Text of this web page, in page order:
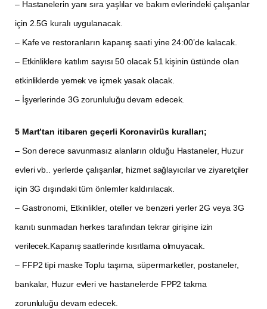
– Hastanelerin yanı sıra yaşlılar ve bakım evlerindeki çalışanlar
için 2.5G kuralı uygulanacak.
– Kafe ve restoranların kapanış saati yine 24:00’de kalacak.
– Etkinliklere katılım sayısı 50 olacak 51 kişinin üstünde olan
etkinliklerde yemek ve içmek yasak olacak.
– İşyerlerinde 3G zorunluluğu devam edecek.
5 Mart’tan itibaren geçerli Koronavirüs kuralları;
– Son derece savunmasız alanların olduğu Hastaneler, Huzur
evleri vb.. yerlerde çalışanlar, hizmet sağlayıcılar ve ziyaretçiler
için 3G dışındaki tüm önlemler kaldırılacak.
– Gastronomi, Etkinlikler, oteller ve benzeri yerler 2G veya 3G
kanıtı sunmadan herkes tarafından tekrar girişine izin
verilecek.Kapanış saatlerinde kısıtlama olmuyacak.
– FFP2 tipi maske Toplu taşıma, süpermarketler, postaneler,
bankalar, Huzur evleri ve hastanelerde FPP2 takma
zorunluluğu devam edecek.